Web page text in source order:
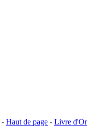
- Haut de page - Livre d'Or